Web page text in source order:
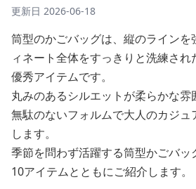
更新日 2026-06-18
筒型のかごバッグは、縦のライン
ィネート全体をすっきりと洗練さ
優秀アイテムです。
丸みのあるシルエットが柔らかな雰
無駄のないフォルムで大人のカジ
します。
季節を問わず活躍する筒型かごバッ
10アイテムとともにご紹介します。